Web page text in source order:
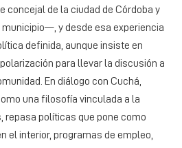
de la ciudad de Córdoba y
y desde esa experiencia
definida, aunque insiste en
para llevar la discusión a
En diálogo con Cuchá,
una filosofía vinculada a la
repasa políticas que pone como
el interior, programas de empleo,